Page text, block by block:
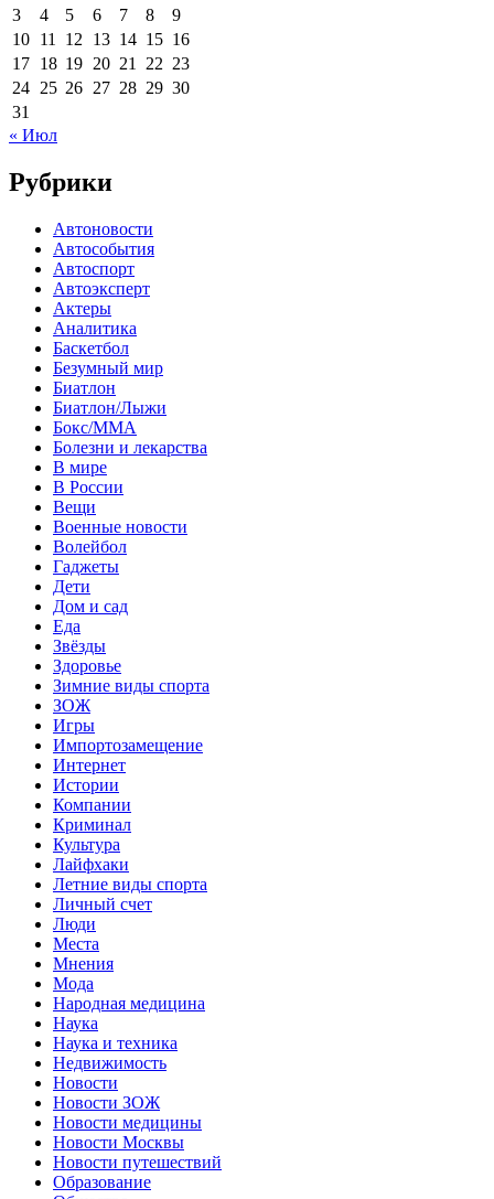
3
4 5 6 7 8
9
10 11 12 13 14 15 16
17 18 19 20 21 22 23
24 25 26 27 28 29 30
31
« Июл
Рубрики
Автоновости
Автособытия
Автоспорт
Автоэксперт
Актеры
Аналитика
Баскетбол
Безумный мир
Биатлон
Биатлон/Лыжи
Бокс/MMA
Болезни и лекарства
В мире
В России
Вещи
Военные новости
Волейбол
Гаджеты
Дети
Дом и сад
Еда
Звёзды
Здоровье
Зимние виды спорта
ЗОЖ
Игры
Импортозамещение
Интернет
Истории
Компании
Криминал
Культура
Лайфхаки
Летние виды спорта
Личный счет
Люди
Места
Мнения
Мода
Народная медицина
Наука
Наука и техника
Недвижимость
Новости
Новости ЗОЖ
Новости медицины
Новости Москвы
Новости путешествий
Образование